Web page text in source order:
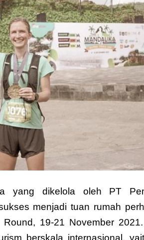
yang dikelola oleh PT
menjadi tuan rumah
19-21 November
berskala internasional,